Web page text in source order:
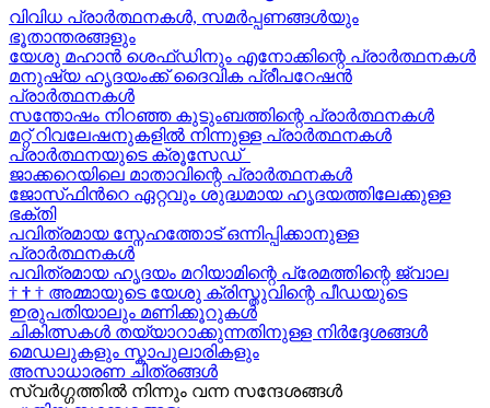
വിവിധ പ്രാർത്ഥനകൾ, സമർപ്പണങ്ങൾയും
ഭൂതാന്തരങ്ങളും
യേശു മഹാന്‍ ശെഫ്ഡിനും എനോക്കിന്റെ പ്രാർത്ഥനകള്‍
മനുഷ്യ ഹൃദയംക്ക് ദൈവിക പ്രീപറേഷൻ
പ്രാർത്ഥനകൾ
സന്തോഷം നിറഞ്ഞ കുടുംബത്തിന്റെ പ്രാർത്ഥനകള്‍
മറ്റ് റിവലേഷനുകളിൽ നിന്നുള്ള പ്രാർത്ഥനകൾ
പ്രാർത്ഥനയുടെ ക്രൂസേഡ്
ജാക്കറെയിലെ മാതാവിന്റെ പ്രാർത്ഥനകൾ
ജോസ്‌ഫിന്‍റെ ഏറ്റവും ശുദ്ധമായ ഹൃദയത്തിലേക്കുള്ള
ഭക്തി
പവിത്രമായ സ്നേഹത്തോട് ഒന്നിപ്പിക്കാനുള്ള
പ്രാർത്ഥനകള്‍
പവിത്രമായ ഹൃദയം മറിയാമിന്റെ പ്രേമത്തിന്റെ ജ്വാല
† † † അമ്മായുടെ യേശു ക്രിസ്തുവിന്റെ പീഡയുടെ
ഇരുപതിയാലും മണിക്കൂറുകള്‍
ചികിത്സകൾ തയ്യാറാക്കുന്നതിനുള്ള നിർദ്ദേശങ്ങൾ
മെഡലുകളും സ്കാപുലാരികളും
അസാധാരണ ചിത്രങ്ങൾ
സ്വര്‍ഗ്ഗത്തിൽ നിന്നും വന്ന സന്ദേശങ്ങള്‍